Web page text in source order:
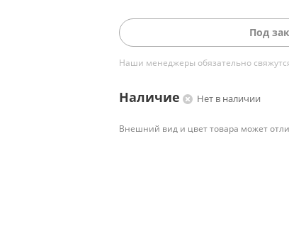
Под
Наши менеджеры обязательно
Наличие Нет в наличии
Внешний вид и цвет товара может